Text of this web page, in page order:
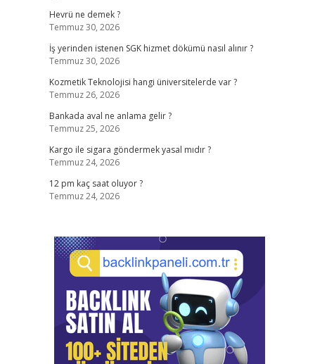
Hevrü ne demek ?
Temmuz 30, 2026
İş yerinden istenen SGK hizmet dökümü nasıl alınır ?
Temmuz 30, 2026
Kozmetik Teknolojisi hangi üniversitelerde var ?
Temmuz 26, 2026
Bankada aval ne anlama gelir ?
Temmuz 25, 2026
Kargo ile sigara göndermek yasal mıdır ?
Temmuz 24, 2026
12 pm kaç saat oluyor ?
Temmuz 24, 2026